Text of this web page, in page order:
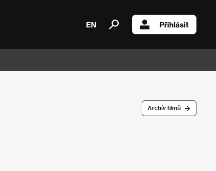
EN Přihlásit
Archív filmů